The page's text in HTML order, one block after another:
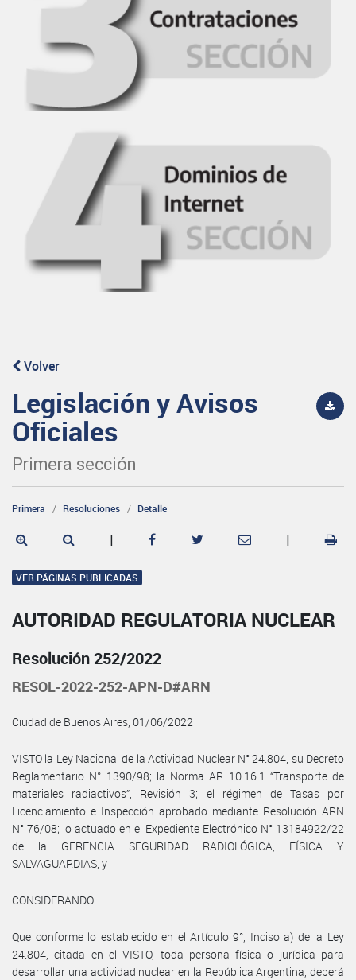
Volver
Legislación y Avisos
Oficiales
Primera sección
Primera Resoluciones Detalle
| |
VER PÁGINAS PUBLICADAS
AUTORIDAD REGULATORIA NUCLEAR
Resolución 252/2022
RESOL-2022-252-APN-D#ARN
Ciudad de Buenos Aires, 01/06/2022
VISTO la Ley Nacional de la Actividad Nuclear N° 24.804, su Decreto
Reglamentario N° 1390/98; la Norma AR 10.16.1 “Transporte de
materiales radiactivos”, Revisión 3; el régimen de Tasas por
Licenciamiento e Inspección aprobado mediante Resolución ARN
N° 76/08; lo actuado en el Expediente Electrónico N° 13184922/22
de la GERENCIA SEGURIDAD RADIOLÓGICA, FÍSICA Y
SALVAGUARDIAS, y
CONSIDERANDO:
Que conforme lo establecido en el Artículo 9°, Inciso a) de la Ley
24.804, citada en el VISTO, toda persona física o jurídica para
desarrollar una actividad nuclear en la República Argentina, deberá